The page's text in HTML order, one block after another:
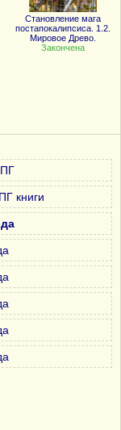
Становление мага
постапокалипсиса. 1.2.
Мировое Древо.
Закончена
книги